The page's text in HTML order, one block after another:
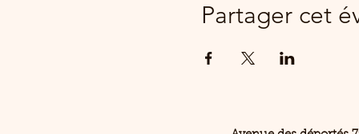
Partager cet